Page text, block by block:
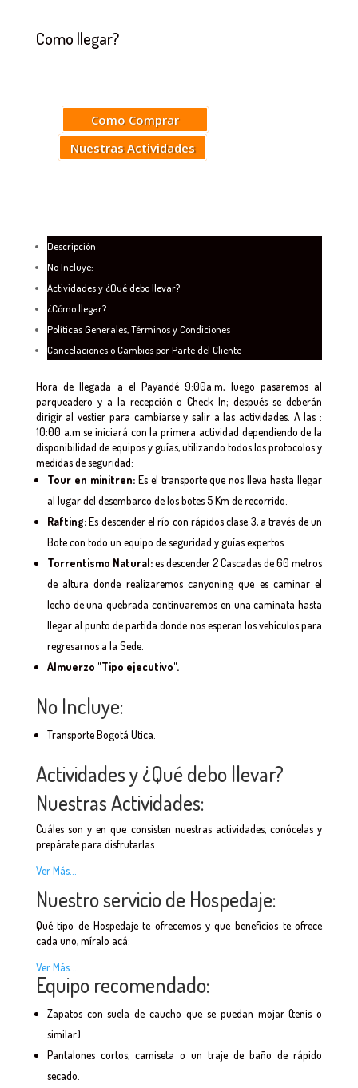
Como llegar?
Como Comprar
Nuestras Actividades
Descripción
No Incluye:
Actividades y ¿Qué debo llevar?
¿Cómo llegar?
Políticas Generales, Términos y Condiciones
Cancelaciones o Cambios por Parte del Cliente
Hora de llegada a el Payandé 9:00a.m, luego pasaremos al
parqueadero y a la recepción o Check In; después se deberán
dirigir al vestier para cambiarse y salir a las actividades. A las :
10:00 a.m se iniciará con la primera actividad dependiendo de la
disponibilidad de equipos y guías, utilizando todos los protocolos y
medidas de seguridad:
Tour en minitren: Es el transporte que nos lleva hasta llegar
al lugar del desembarco de los botes 5 Km de recorrido.
Rafting:Es descender el río con rápidos clase 3, a través de un
Bote con todo un equipo de seguridad y guías expertos.
Torrentismo Natural:es descender 2 Cascadas de 60 metros
de altura donde realizaremos canyoning que es caminar el
lecho de una quebrada continuaremos en una caminata hasta
llegar al punto de partida donde nos esperan los vehículos para
regresarnos a la Sede.
Almuerzo "Tipo ejecutivo".
No Incluye:
Transporte Bogotá Utica.
Actividades y ¿Qué debo llevar?
Nuestras Actividades:
Cuáles son y en que consisten nuestras actividades, conócelas y
prepárate para disfrutarlas
Ver Más…
Nuestro servicio de Hospedaje:
Qué tipo de Hospedaje te ofrecemos y que beneficios te ofrece
cada uno, míralo acá:
Ver Más…
Equipo recomendado:
Zapatos con suela de caucho que se puedan mojar (tenis o
similar).
Pantalones cortos, camiseta o un traje de baño de rápido
secado.